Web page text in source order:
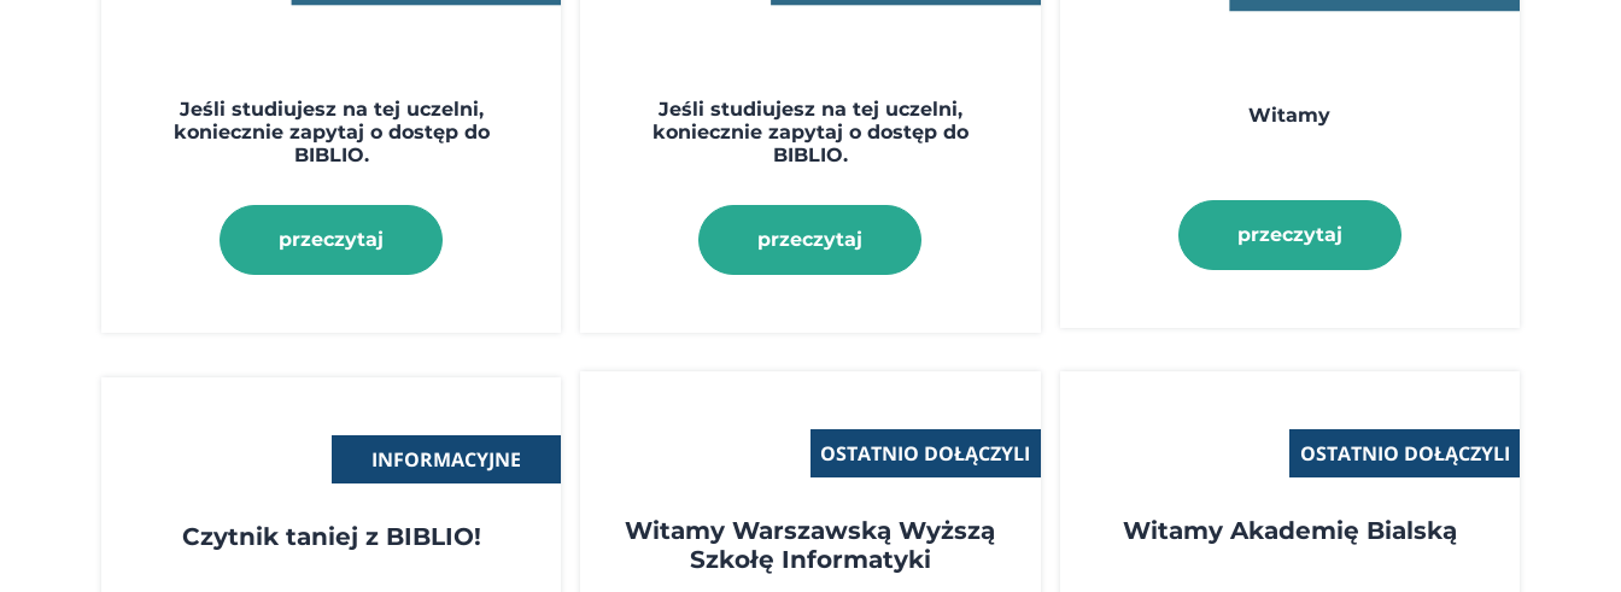
Jeśli studiujesz na tej uczelni,
koniecznie zapytaj o dostęp do
BIBLIO.
przeczytaj
Jeśli studiujesz na tej uczelni,
koniecznie zapytaj o dostęp do
BIBLIO.
przeczytaj
Witamy
przeczytaj
INFORMACYJNE
Czytnik taniej z BIBLIO!
OSTATNIO DOŁĄCZYLI
Witamy Warszawską Wyższą
Szkołę Informatyki
OSTATNIO DOŁĄCZYLI
Witamy Akademię Bialską